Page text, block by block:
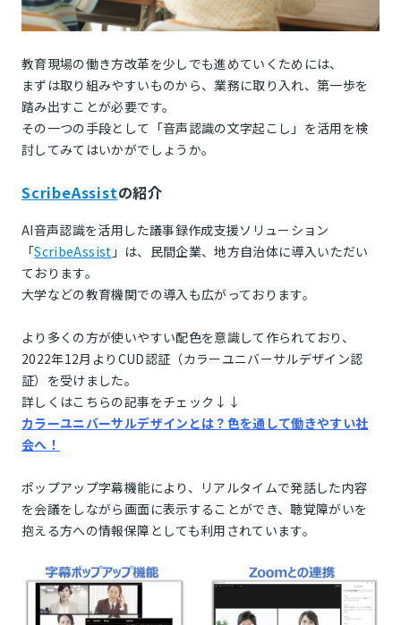
教育現場の働き方改革を少しでも進めていくためには、
まずは取り組みやすいものから、業務に取り入れ、第一歩を
踏み出すことが必要です。
その一つの手段として「音声認識の文字起こし」を活用を検
討してみてはいかがでしょうか。
ScribeAssistの紹介
AI音声認識を活用した議事録作成支援ソリューション
「ScribeAssist 」は、民間企業、地方自治体に導入いただい
ております。
大学などの教育機関での導入も広がっております。
より多くの方が使いやすい配色を意識して作られており、
2022年12月よりCUD認証（カラーユニバーサルデザイン認
証）を受けました。
詳しくはこちらの記事をチェック↓↓
カラーユニバーサルデザインとは？色を通して働きやすい社
会へ！
ポップアップ字幕機能により、リアルタイムで発話した内容
を会議をしながら画面に表示することができ、聴覚障がいを
抱える方への情報保障としても利用されています。